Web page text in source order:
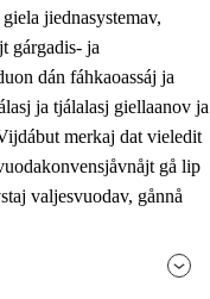
jiednasystemav,
gárgadis- ja
dán fáhkaoassáj ja
ja tjálalasj giellaanov ja
merkaj dat vieledit
gå lip
valjesvuodav, gånnå